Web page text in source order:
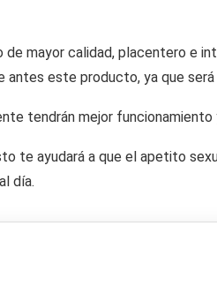
de mayor calidad, placentero e
este producto, ya que será
tendrán mejor funcionamiento
te ayudará a que el apetito
día.